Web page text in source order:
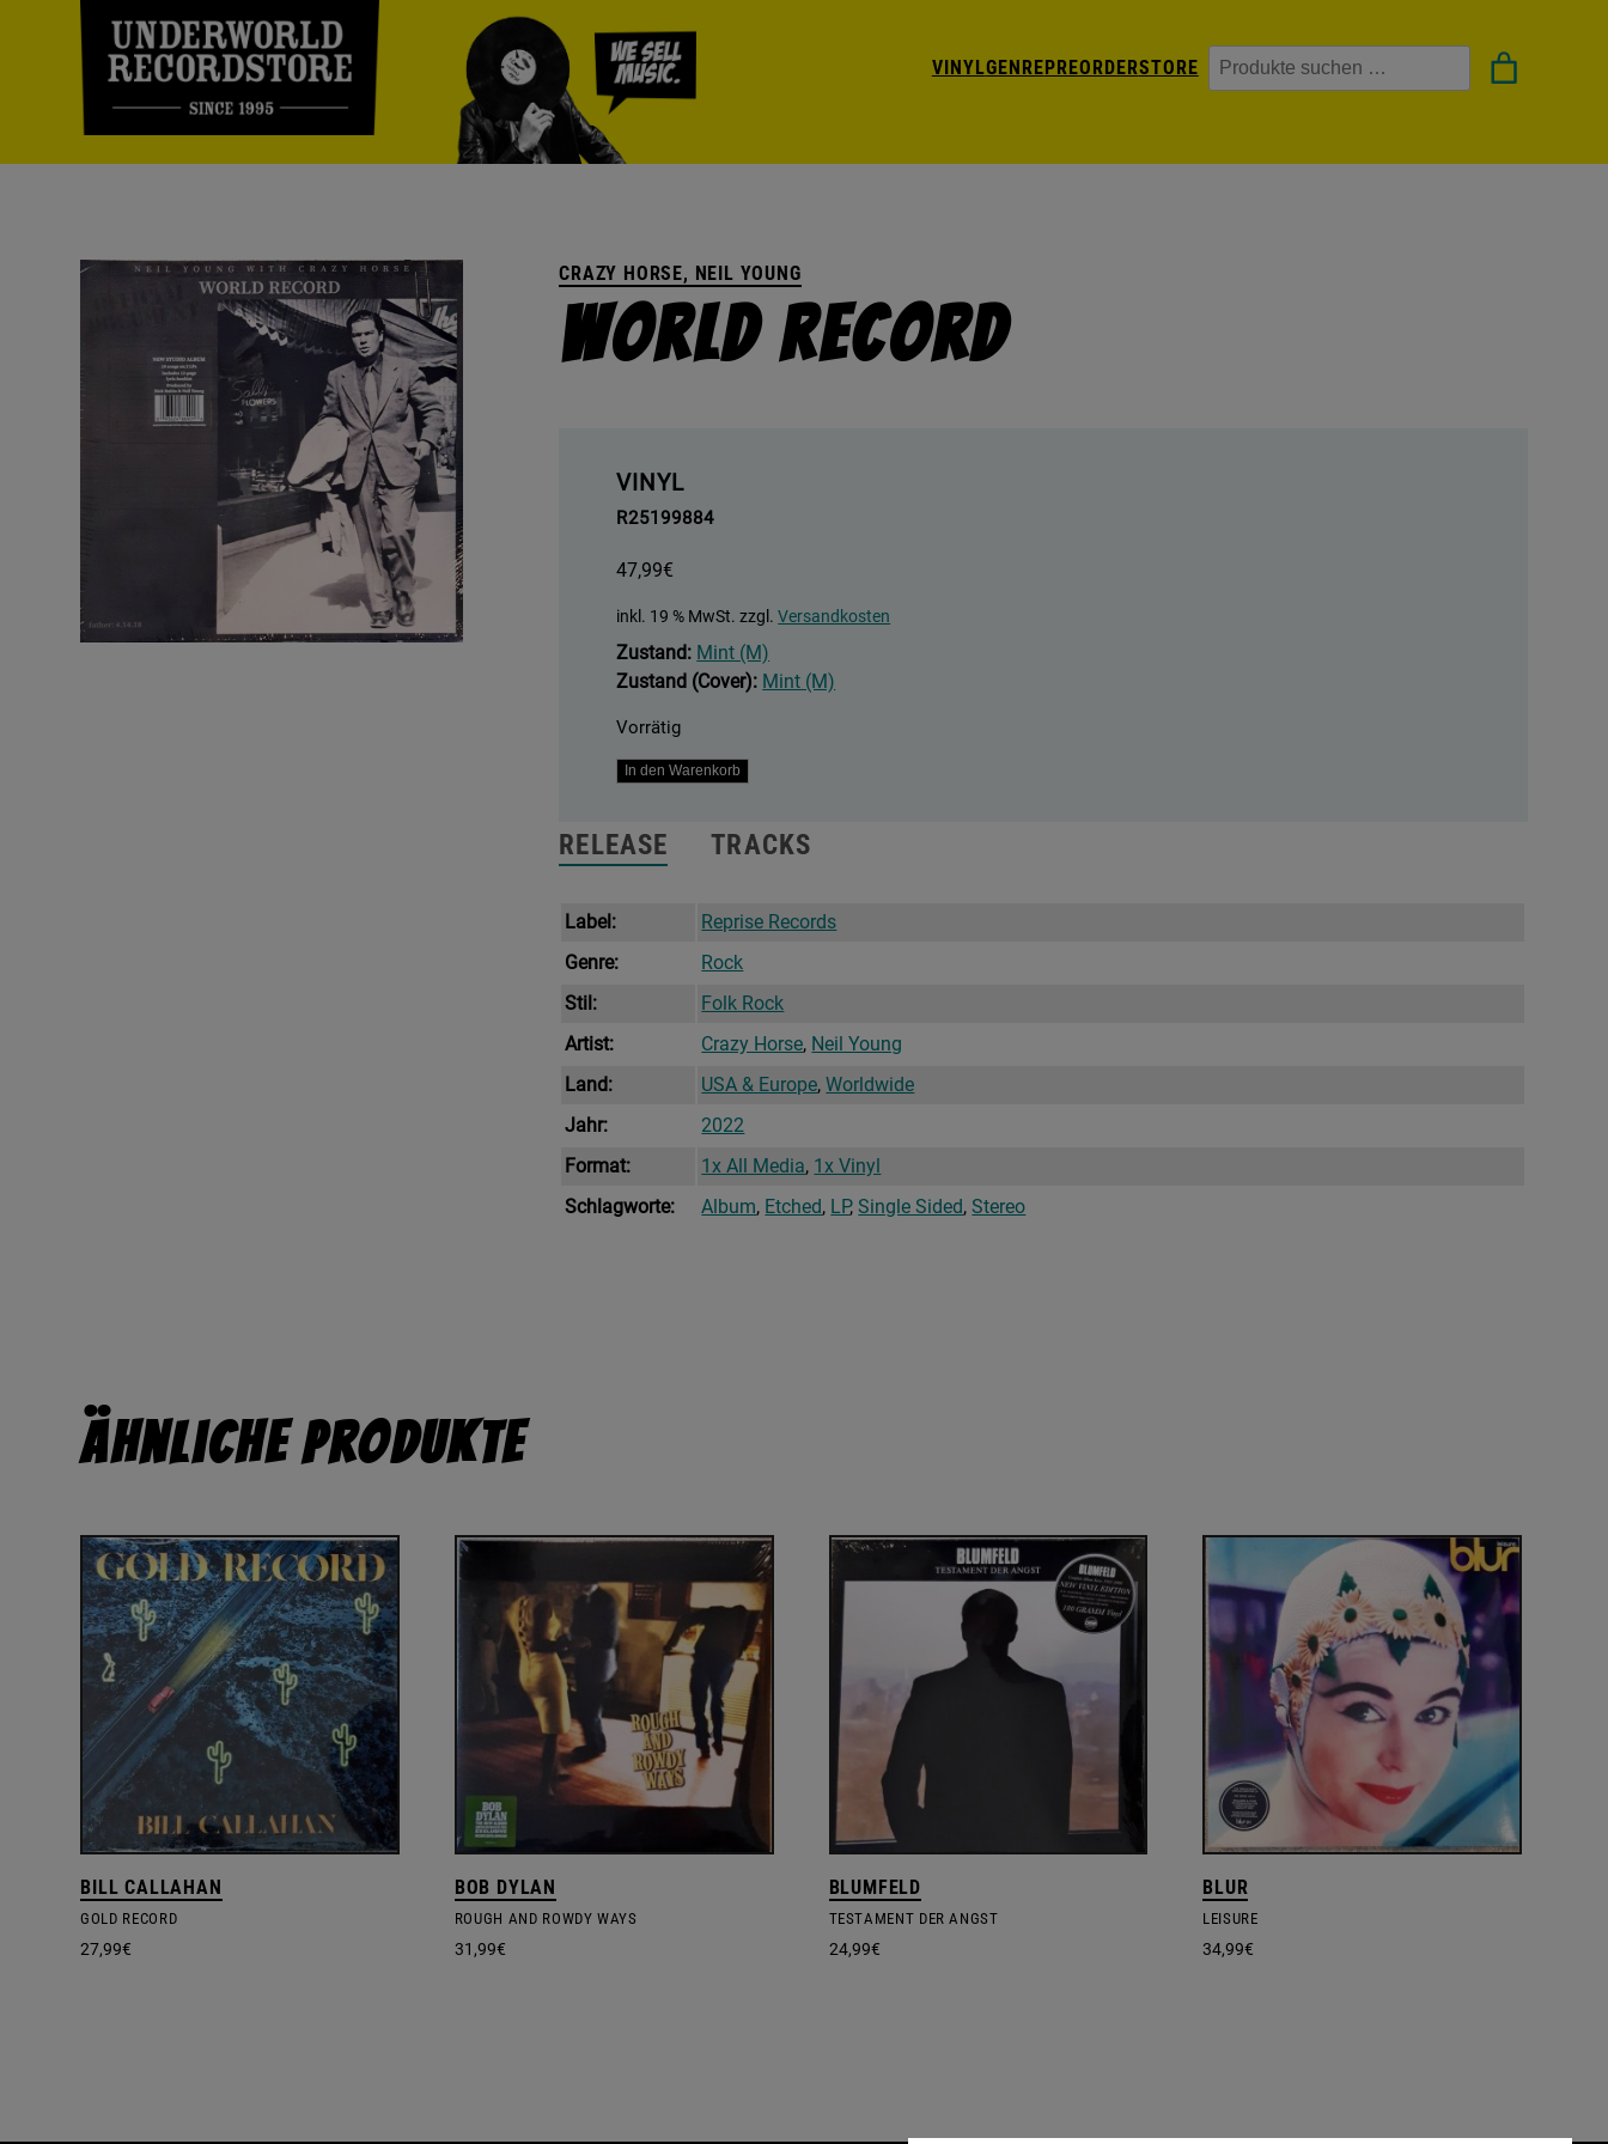
VINYLGENREPREORDERSTORE Suchen
CRAZY HORSE, NEIL YOUNG
World Record
VINYL
R25199884
47,99€
inkl. 19 % MwSt. zzgl.Versandkosten
Zustand: Mint (M)
Zustand (Cover): Mint (M)
Vorrätig
World
Menge
In den Warenkorb
RELEASE TRACKS
Label:
Reprise Records
Genre:
Rock
Stil:
Folk Rock
Artist:
Crazy Horse, Neil Young
Land:
USA & Europe,Worldwide
Jahr:
2022
Format:
1x All Media, 1x Vinyl
Schlagworte:
Album, Etched, LP,Single Sided,Stereo
Ähnliche Produkte
BILL CALLAHAN
GOLD RECORD
27,99€
BOB DYLAN
ROUGH AND ROWDY WAYS
31,99€
BLUMFELD
TESTAMENT DER ANGST
24,99€
BLUR
LEISURE
34,99€